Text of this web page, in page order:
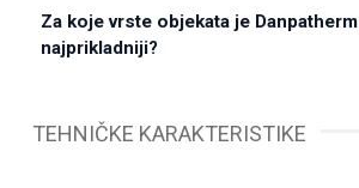
Za koje vrste objekata je Danpatherm
najprikladniji?
TEHNIČKE KARAKTERISTIKE